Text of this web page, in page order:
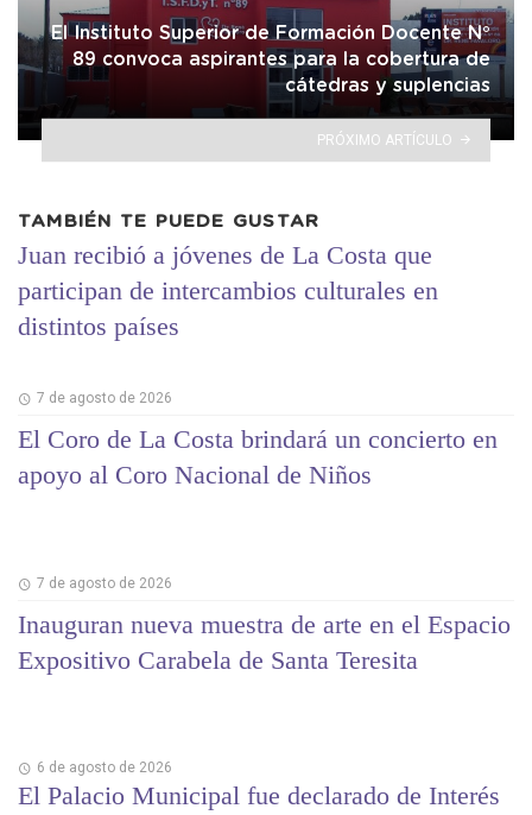
El Instituto Superior de Formación Docente N°
89 convoca aspirantes para la cobertura de
cátedras y suplencias
PRÓXIMO ARTÍCULO
TAMBIÉN TE PUEDE GUSTAR
Juan recibió a jóvenes de La Costa que
participan de intercambios culturales en
distintos países
7 de agosto de 2026
El Coro de La Costa brindará un concierto en
apoyo al Coro Nacional de Niños
7 de agosto de 2026
Inauguran nueva muestra de arte en el Espacio
Expositivo Carabela de Santa Teresita
6 de agosto de 2026
El Palacio Municipal fue declarado de Interés